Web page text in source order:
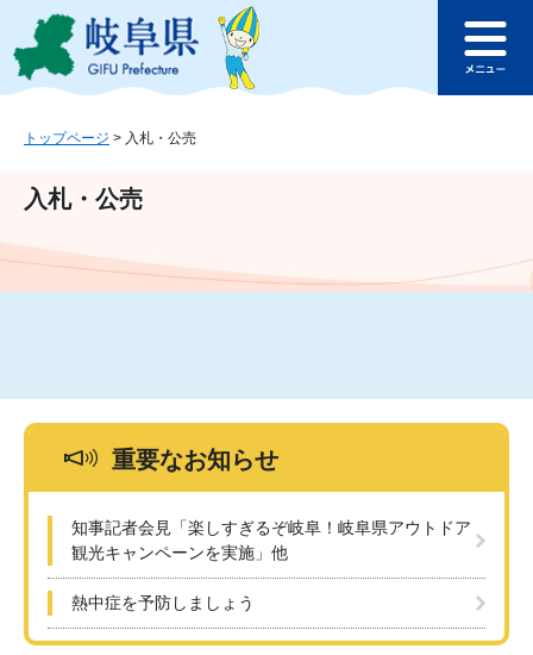
ジ
ュ
文
このページの本文へ
ュ
トップページ > 入札・公売
入札・公売
重要なお知らせ
知事記者会見「楽しすぎるぞ岐阜！岐阜県アウトドア
観光キャンペーンを実施」他
熱中症を予防しましょう